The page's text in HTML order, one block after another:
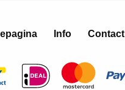
Info Contact